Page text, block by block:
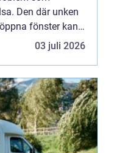
Den där unken
fönster kan
03 juli 2026